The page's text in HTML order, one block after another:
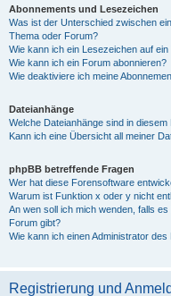
Abonnements und Lesezeichen
Was ist der Unterschied zwischen
Thema oder Forum?
Wie kann ich ein Lesezeichen auf
Wie kann ich ein Forum abonnieren?
Wie deaktiviere ich meine
Dateianhänge
Welche Dateianhänge sind in
Kann ich eine Übersicht all meiner
phpBB betreffende Fragen
Wer hat diese Forensoftware
Warum ist Funktion x oder y nicht
An wen soll ich mich wenden, falls
Forum gibt?
Wie kann ich einen Administrator
Registrierung und